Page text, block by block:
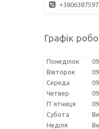
Графік
Понеділок
Вівторок
Середа
Четвер
Пʼятниця
Субота
Неділя